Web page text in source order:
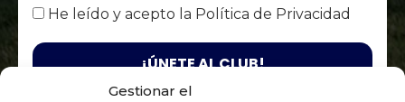
Gestionar el
He leído y acepto la Política de Privacidad